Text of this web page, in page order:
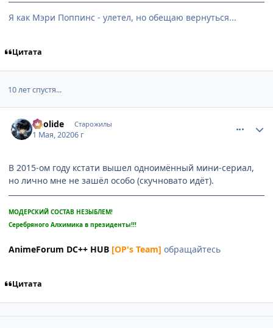
Я как Мэри Поппинс - улетел, но обещаю вернуться...
Цитата
10 лет спустя...
Aeolide Старожилы
1 Мая, 20206 г
В 2015-ом году кстати вышел одноимённый мини-сериал,
но лично мне не зашёл особо (скучновато идёт).
МОДЕРСКИЙ СОСТАВ НЕЗЫБЛЕМ!
Серебряного Алхимика в президенты!!!
AnimeForum DC++ HUB [OP's Team] обращайтесь
Цитата